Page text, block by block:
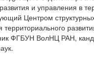
и управления в
Центром
территориального
ФГБУН ВолНЦ РАН,